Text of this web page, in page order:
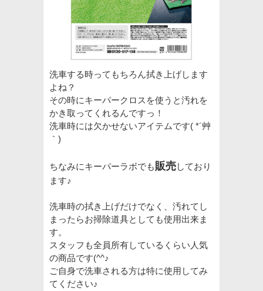
洗車する時ってもちろん拭き上げします
よね？
その時にキーパークロスを使うと汚れを
かき取ってくれるんですっ！
洗車時には欠かせないアイテムです( *´艸
｀)
ちなみにキーパーラボでも販売しており
ます♪
洗車時の拭き上げだけでなく、汚れてし
まったらお掃除道具としても使用出来ま
す。
スタッフも全員所有しているくらい人気
の商品です(^^♪
ご自身で洗車される方は特に使用してみ
てください♪